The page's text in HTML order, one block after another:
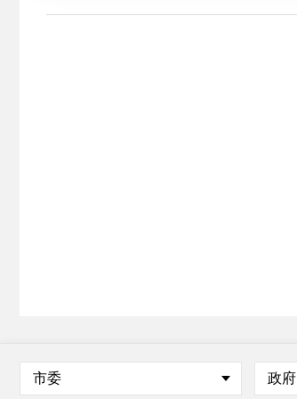
市委 政府